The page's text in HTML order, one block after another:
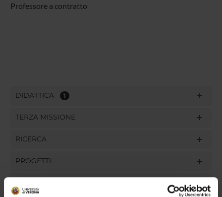
Professore a contratto
DIDATTICA 1
TERZA MISSIONE
RICERCA
PROGETTI